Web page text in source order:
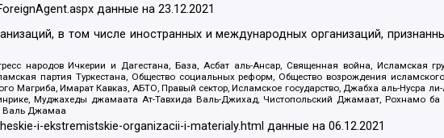
данные на23.12.2021
в том числе иностранных и международных организаций,
народов Ичкерии и Дагестана, База, Асбат аль-Ансар, Священная война, Исламская
партия Туркестана, Общество социальных реформ, Общество возрождения
Магриба, Имарат Кавказ, АБТО, Правый сектор, Исламское государство, Джабха аль-
Муджахеды джамаата Ат-Тавхида Валь-Джихад, Чистопольский Джамаат, Рохнамо ба
Валь Джамаа
i-ekstremistskie-organizacii-i-materialy.html данные на06.12.2021